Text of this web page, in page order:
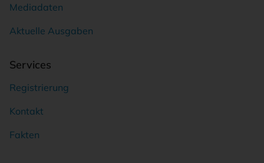
Mediadaten
Aktuelle Ausgaben
Services
Registrierung
Kontakt
Fakten